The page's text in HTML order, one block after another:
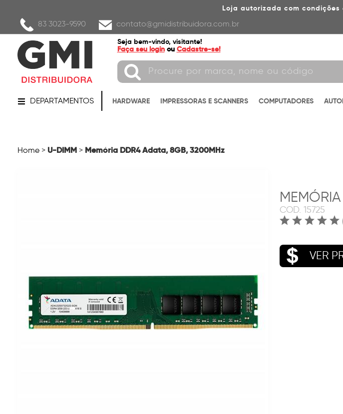
Loja autorizada com
83 3023-9590 contato@gmidistribuidora.com.br
Seja bem-vindo, visitante!
Faça seu login ou Cadastre-se!
DEPARTAMENTOS HARDWARE IMPRESSORAS E SCANNERS COMPUTADORES
Home > U-DIMM > Memória DDR4 Adata, 8GB, 3200MHz
COD. 15725
VER